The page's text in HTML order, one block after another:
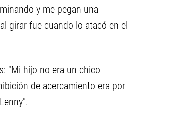
y me pegan una
girar fue cuando lo atacó en el
"Mi hijo no era un chico
de acercamiento era por